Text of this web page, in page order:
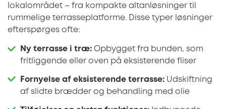
lokalområdet – fra kompakte altanløsninger til
rummelige terrasseplatforme. Disse typer løsninger
efterspørges ofte:
Ny terrasse i træ: Opbygget fra bunden, som
fritliggende eller oven på eksisterende fliser
Fornyelse af eksisterende terrasse: Udskiftning
af slidte brædder og behandling med olie